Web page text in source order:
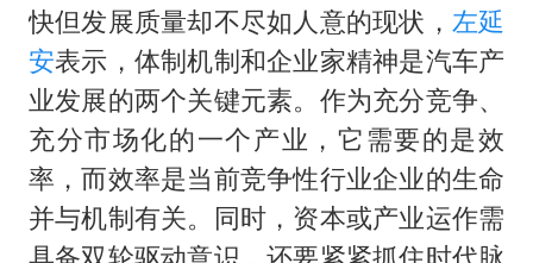
快但发展质量却不尽如人意的现状， 左延
安表示，体制机制和企业家精神是汽车产
业发展的两个关键元素。作为充分竞争、
充分市场化的一个产业，它需要的是效
率，而效率是当前竞争性行业企业的生命
并与机制有关。同时，资本或产业运作需